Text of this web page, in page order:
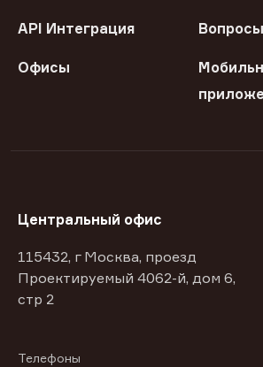
API Интеграция
Офисы
Центральный офис
115432, г Москва, проезд
Проектируемый 4062-й, дом 6,
стр 2
Телефоны